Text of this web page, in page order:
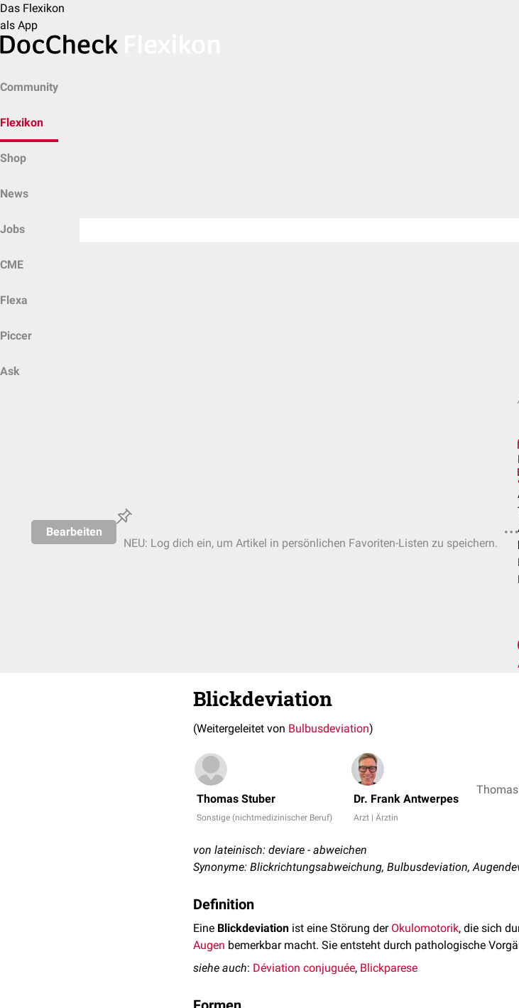
Das Flexikon
als App
Community
Flexikon
Shop
News
Jobs
CME
Flexa
Piccer
Ask
Bearbeiten
NEU: Log dich ein, um Artikel in persönlichen Favoriten-Listen zu speichern.
Blickdeviation
(Weitergeleitet von Bulbusdeviation)
Thomas Stuber
Sonstige (nichtmedizinischer Beruf)
Dr. Frank Antwerpes
Arzt | Ärztin
von lateinisch: deviare - abweichen
Synonyme: Blickrichtungsabweichung, Bulbusdeviation,
Definition
Eine Blickdeviation ist eine Störung der Okulomotorik, die sich
Augen bemerkbar macht. Sie entsteht durch pathologische
siehe auch: Déviation conjuguée, Blickparese